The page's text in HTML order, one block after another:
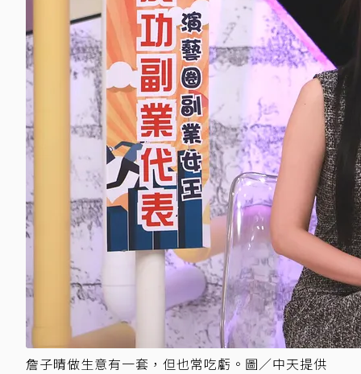
詹子晴做生意有一套，但也常吃虧。圖／中天提供